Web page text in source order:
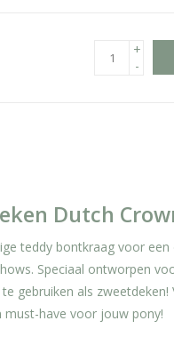
+
-
Dutch
teddy bontkraag voor
Speciaal ontworpen
gebruiken als
must-have voor jouw pony!